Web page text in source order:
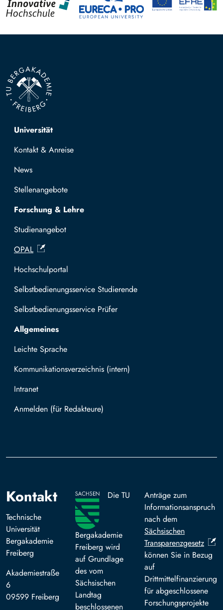
Top navigation
Universität
Kontakt & Anreise
News
Stellenangebote
Forschung & Lehre
Studienangebot
OPAL
Hochschulportal
Selbstbedienungsservice Studierende
Selbstbedienungsservice Prüfer
Allgemeines
Leichte Sprache
Kommunikationsverzeichnis (intern)
Intranet
Mit TUBAF Login anmelden
Kontakt
Technische
Universität
Bergakademie
Freiberg
Akademiestraße
6
09599 Freiberg
Die TU
Bergakademie
Freiberg wird
auf Grundlage
des vom
Sächsischen
Landtag
beschlossenen
Anträge zum
Informationsanspruch
nach dem
Sächsischen
Transparenzgesetz
können Sie in Bezug
auf
Drittmittelfinanzierung
für abgeschlossene
Forschungsprojekte